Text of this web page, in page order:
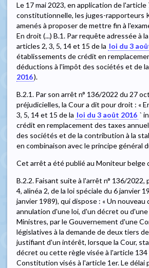
Le 17 mai 2023, en application de
constitutionnelle, les juges-rapporteurs
amenés à proposer de mettre fin à
En droit (...) B.1. Par requête adressée à
articles 2, 3, 5, 14 et 15 de la loi du 3
établissements de crédit en
déductions à l'impôt des sociétés et de
2016).
B.2.1. Par son arrêt n° 136/2022 du 27
préjudicielles, la Cour a dit pour droit : «
3, 5, 14 et 15 de la loi du 3 août 2016 `
crédit en remplacement des taxes
des sociétés et de la contribution à la
en combinaison avec le principe général
Cet arrêt a été publié au Moniteur belge
B.2.2. Faisant suite à l'arrêt n° 136/
4, alinéa 2, de la loi spéciale du 6 janvier
janvier 1989), qui dispose : « Un
annulation d'une loi, d'un décret ou
Ministres, par le Gouvernement d'une
législatives à la demande de deux tiers
justifiant d'un intérêt, lorsque la Cour,
décret ou cette règle visée à l'article
Constitution visés à l'article 1er. Le délai